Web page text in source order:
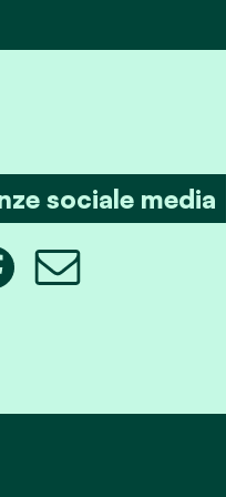
sociale media